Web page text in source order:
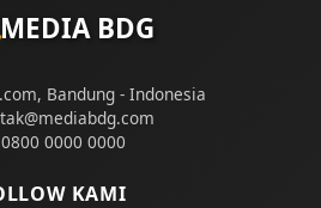
MEDIA BDG
Bandung - Indonesia
0800 0000 0000
KAMI